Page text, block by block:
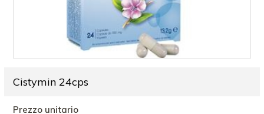
Cistymin 24cps